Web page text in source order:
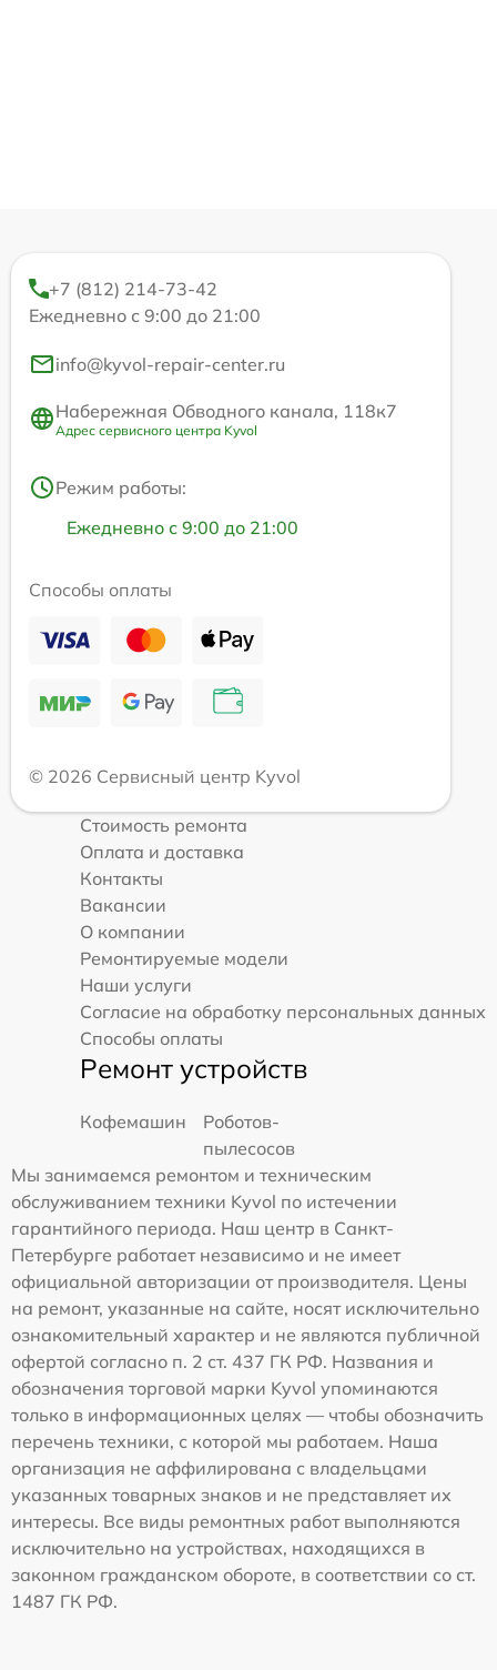
+7 (812) 214-73-42
Ежедневно с 9:00 до 21:00
info@kyvol-repair-center.ru
Набережная Обводного канала, 118к7
Адрес сервисного центра Kyvol
Режим работы:
Ежедневно с 9:00 до 21:00
Способы оплаты
© 2026 Сервисный центр Kyvol
Стоимость ремонта
Оплата и доставка
Контакты
Вакансии
О компании
Ремонтируемые модели
Наши услуги
Согласие на обработку персональных данных
Способы оплаты
Ремонт устройств
Кофемашин
Роботов-
пылесосов
Мы занимаемся ремонтом и техническим
обслуживанием техники Kyvol по истечении
гарантийного периода. Наш центр в Санкт-
Петербурге работает независимо и не имеет
официальной авторизации от производителя. Цены
на ремонт, указанные на сайте, носят исключительно
ознакомительный характер и не являются публичной
офертой согласно п. 2 ст. 437 ГК РФ. Названия и
обозначения торговой марки Kyvol упоминаются
только в информационных целях — чтобы обозначить
перечень техники, с которой мы работаем. Наша
организация не аффилирована с владельцами
указанных товарных знаков и не представляет их
интересы. Все виды ремонтных работ выполняются
исключительно на устройствах, находящихся в
законном гражданском обороте, в соответствии со ст.
1487 ГК РФ.